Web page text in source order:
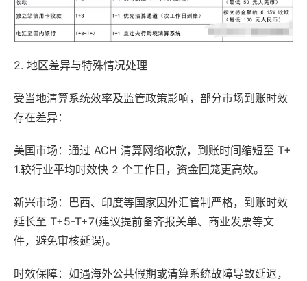
2. 地区差异与特殊情况处理
受当地清算系统效率及监管政策影响，部分市场到账时效
存在差异：
美国市场：通过 ACH 清算网络收款，到账时间缩短至 T+
1.较行业平均时效快 2 个工作日，资金回笼更高效。
新兴市场：巴西、印度等国家因外汇管制严格，到账时效
延长至 T+5-T+7(建议提前备齐报关单、商业发票等文
件，避免审核延误)。
时效保障：如遇海外公共假期或清算系统故障导致延迟，